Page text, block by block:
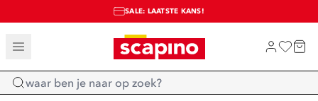
TOT 70% KORTING OP SALE
SALE: LAATSTE KANS!
SHOP NIEUW
Home